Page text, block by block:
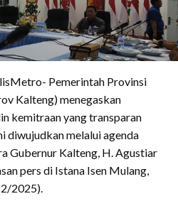
Pemerintah Provinsi
Kalteng) menegaskan
kemitraan yang transparan
diwujudkan melalui agenda
Gubernur Kalteng, H. Agustiar
pers di Istana Isen Mulang,
2025).